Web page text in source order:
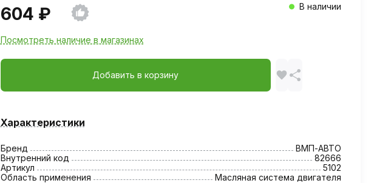
604 ₽ В наличии
Посмотреть наличие в магазинах
Добавить в корзину
Характеристики
Бренд
ВМП-АВТО
Внутренний код
82666
Артикул
5102
Область применения
Масляная система двигателя